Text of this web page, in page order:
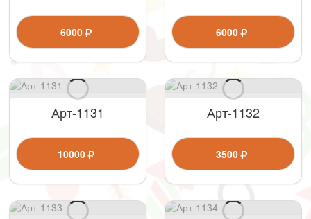
6000 6000
Арт-1131
10000
Арт-1132
3500